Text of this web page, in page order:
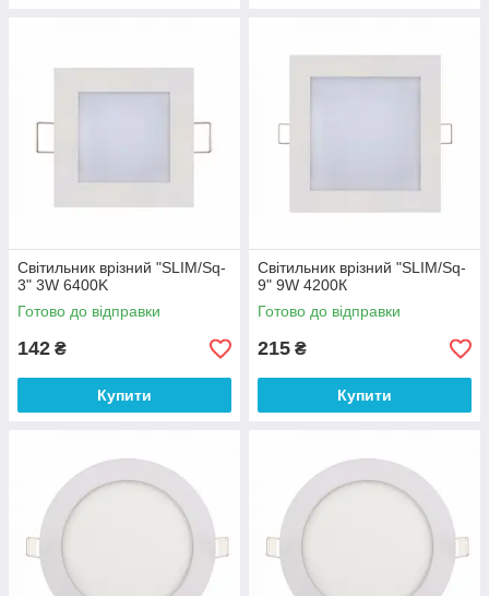
Світильник врізний "SLIM/Sq-
3" 3W 6400K
Готово до відправки
142 ₴
Купити
Світильник врізний "SLIM/Sq-
9" 9W 4200К
Готово до відправки
215 ₴
Купити